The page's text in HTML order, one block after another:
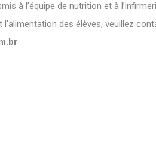
à l’équipe de nutrition et à
des élèves, veuillez